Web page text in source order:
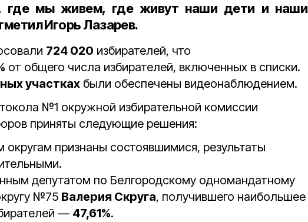
где мы живем, где живут наши дети и наши
Игорь Лазарев.
724 020 избирателей, что
от общего числа избирателей, включенных в списки.
участках были обеспечены видеонаблюдением.
№1 окружной избирательной комиссии
приняты следующие решения:
признаны состоявшимися, результаты
депутатом по Белгородскому одномандатному
№75 Валерия Скруга, получившего наибольшее
— 47,61%.